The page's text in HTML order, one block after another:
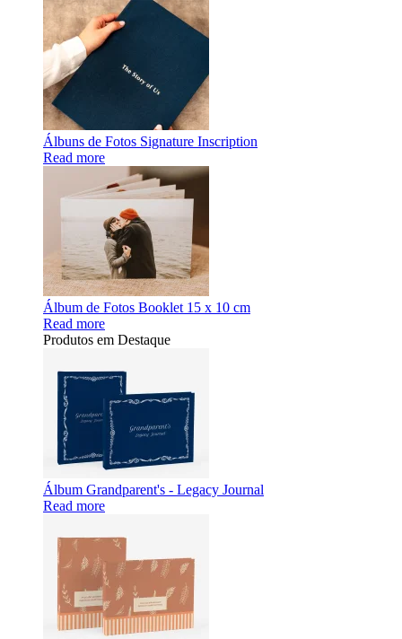
Álbuns de Fotos Signature Inscription
Read more
Álbum de Fotos Booklet 15 x 10 cm
Read more
Produtos em Destaque
Álbum Grandparent's - Legacy Journal
Read more